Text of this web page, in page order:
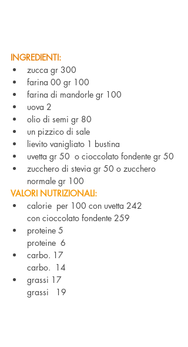
INGREDIENTI:
zucca gr 300
farina 00 gr 100
farina di mandorle gr 100
uova 2
olio di semi gr 80
un pizzico di sale
lievito vanigliato 1 bustina
uvetta gr 50  o cioccolato fondente gr 50
zucchero di stevia gr 50 o zucchero
normale gr 100
VALORI NUTRIZIONALI:
calorie  per 100 con uvetta 242
con cioccolato fondente 259
proteine 5
proteine  6
carbo. 17
carbo.  14
grassi 17
grassi   19